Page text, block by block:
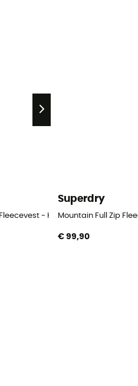
- Heren
Superdry
Mountain Full Zip
€ 99,90